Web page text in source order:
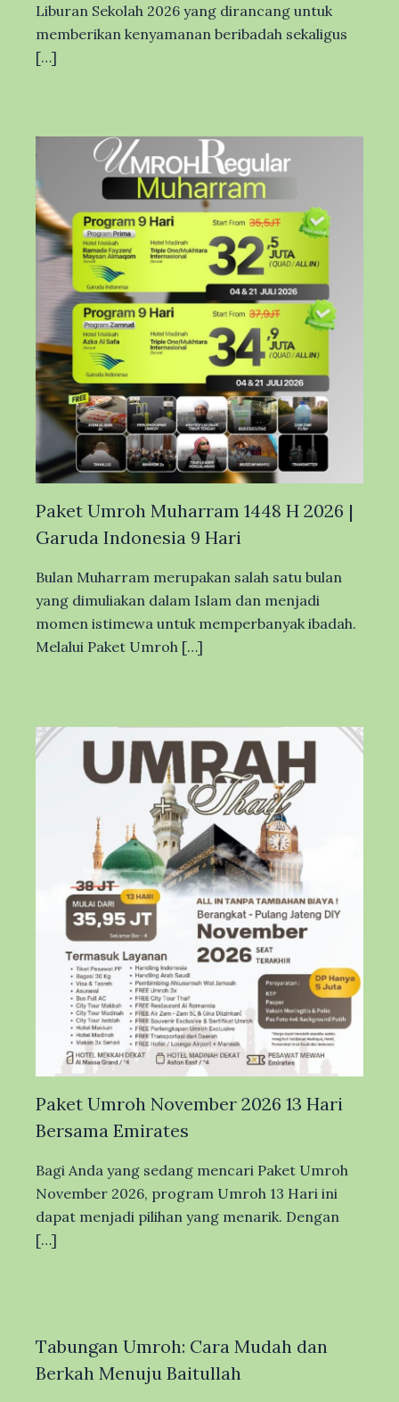
Liburan Sekolah 2026 yang dirancang untuk
memberikan kenyamanan beribadah sekaligus
[…]
Paket Umroh Muharram 1448 H 2026 |
Garuda Indonesia 9 Hari
Bulan Muharram merupakan salah satu bulan
yang dimuliakan dalam Islam dan menjadi
momen istimewa untuk memperbanyak ibadah.
Melalui Paket Umroh […]
Paket Umroh November 2026 13 Hari
Bersama Emirates
Bagi Anda yang sedang mencari Paket Umroh
November 2026, program Umroh 13 Hari ini
dapat menjadi pilihan yang menarik. Dengan
[…]
Tabungan Umroh: Cara Mudah dan
Berkah Menuju Baitullah